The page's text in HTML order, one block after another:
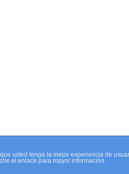
usted tenga la mejor experiencia de
el enlace para mayor información.